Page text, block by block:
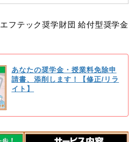
エフテック奨学財団 給付型奨学金
あなたの奨学金・授業料免除申
請書、添削します！【修正/リラ
イト】